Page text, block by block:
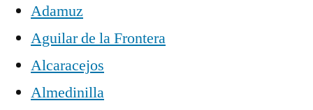
Adamuz
Aguilar de la Frontera
Alcaracejos
Almedinilla